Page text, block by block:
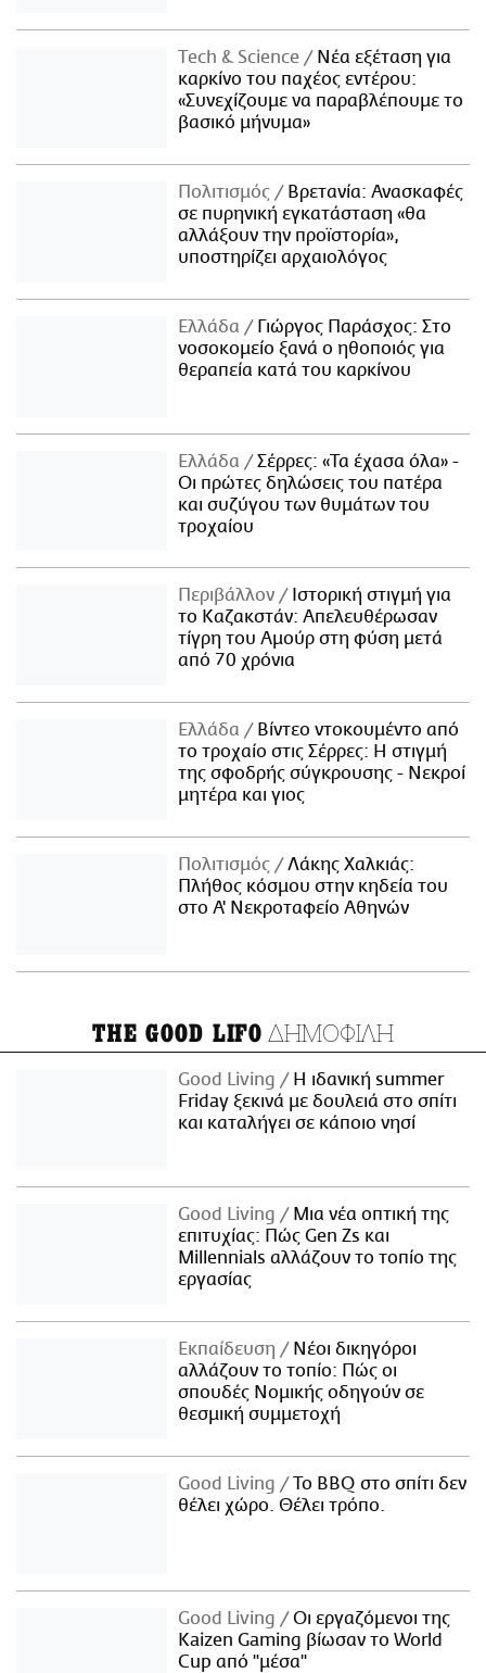
Τech & Science
Νέα εξέταση για
καρκίνο του παχέος εντέρου:
«Συνεχίζουμε να παραβλέπουμε το
βασικό μήνυμα»
Πολιτισμός
Βρετανία: Ανασκαφές
σε πυρηνική εγκατάσταση «θα
αλλάξουν την προϊστορία»,
υποστηρίζει αρχαιολόγος
Ελλάδα
Γιώργος Παράσχος: Στο
νοσοκομείο ξανά ο ηθοποιός για
θεραπεία κατά του καρκίνου
Ελλάδα
Σέρρες: «Τα έχασα όλα» -
Οι πρώτες δηλώσεις του πατέρα
και συζύγου των θυμάτων του
τροχαίου
Περιβάλλον
Ιστορική στιγμή για
το Καζακστάν: Απελευθέρωσαν
τίγρη του Αμούρ στη φύση μετά
από 70 χρόνια
Ελλάδα
Βίντεο ντοκουμέντο από
το τροχαίο στις Σέρρες: Η στιγμή
της σφοδρής σύγκρουσης - Νεκροί
μητέρα και γιος
Πολιτισμός
Λάκης Χαλκιάς:
Πλήθος κόσμου στην κηδεία του
στο Α' Νεκροταφείο Αθηνών
THE GOOD LIFO ΔΗΜΟΦΙΛΗ
Good Living
Η ιδανική summer
Friday ξεκινά με δουλειά στο σπίτι
και καταλήγει σε κάποιο νησί
Good Living
Μια νέα οπτική της
επιτυχίας: Πώς Gen Zs και
Millennials αλλάζουν το τοπίο της
εργασίας
Εκπαίδευση
Νέοι δικηγόροι
αλλάζουν το τοπίο: Πώς οι
σπουδές Νομικής οδηγούν σε
θεσμική συμμετοχή
Good Living
Το BBQ στο σπίτι δεν
θέλει χώρο. Θέλει τρόπο.
Good Living
Οι εργαζόμενοι της
Kaizen Gaming βίωσαν το World
Cup από "μέσα"